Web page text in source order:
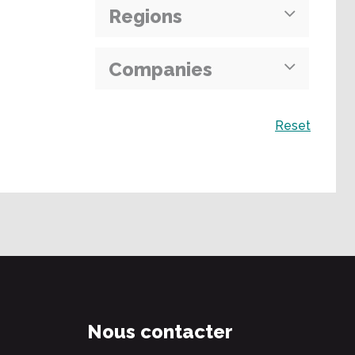
Regions
Companies
Reset
Nous contacter